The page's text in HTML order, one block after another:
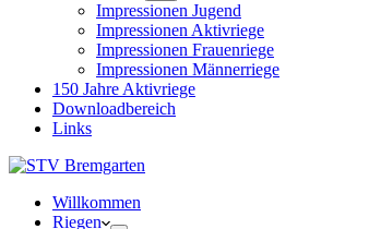
Impressionen Jugend
Impressionen Aktivriege
Impressionen Frauenriege
Impressionen Männerriege
150 Jahre Aktivriege
Downloadbereich
Links
Willkommen
Riegen